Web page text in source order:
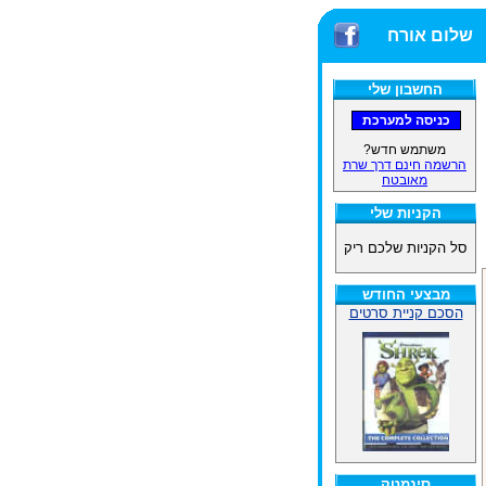
שלום אורח
החשבון שלי
משתמש חדש?
הרשמה חינם דרך שרת
מאובטח
הקניות שלי
סל הקניות שלכם ריק
מבצעי החודש
הסכם קניית סרטים